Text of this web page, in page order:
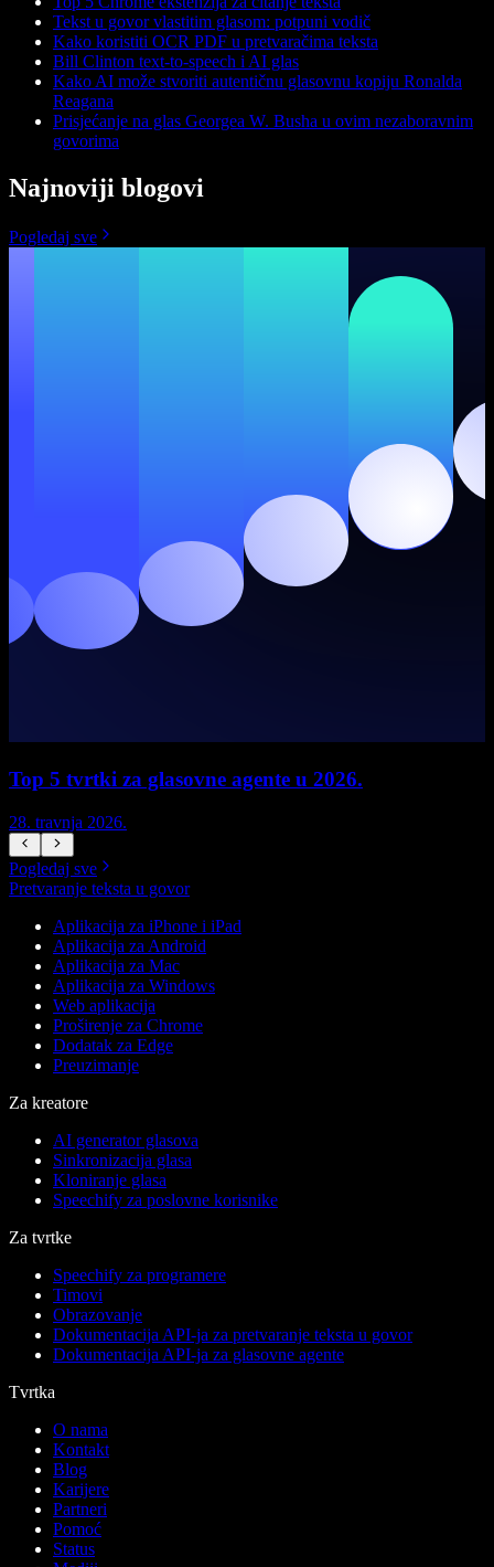
Tekst u govor vlastitim glasom: potpuni vodič
Kako koristiti OCR PDF u pretvaračima teksta
Bill Clinton text-to-speech i AI glas
Kako AI može stvoriti autentičnu glasovnu kopiju Ronalda
Reagana
Prisjećanje na glas Georgea W. Busha u ovim nezaboravnim
govorima
Najnoviji blogovi
Pogledaj sve
Top 5 tvrtki za glasovne agente u 2026.
28. travnja 2026.
Pogledaj sve
Pretvaranje teksta u govor
Aplikacija za iPhone i iPad
Aplikacija za Android
Aplikacija za Mac
Aplikacija za Windows
Web aplikacija
Proširenje za Chrome
Dodatak za Edge
Preuzimanje
Za kreatore
AI generator glasova
Sinkronizacija glasa
Kloniranje glasa
Speechify za poslovne korisnike
Za tvrtke
Speechify za programere
Timovi
Obrazovanje
Dokumentacija API-ja za pretvaranje teksta u govor
Dokumentacija API-ja za glasovne agente
Tvrtka
O nama
Kontakt
Blog
Karijere
Partneri
Pomoć
Status